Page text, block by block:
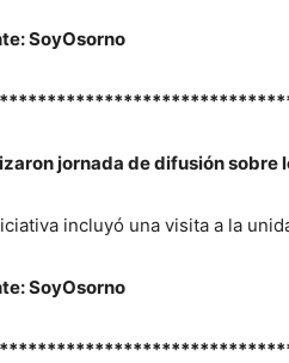
SoyOsorno
jornada de difusión sobre
incluyó una visita a la
SoyOsorno